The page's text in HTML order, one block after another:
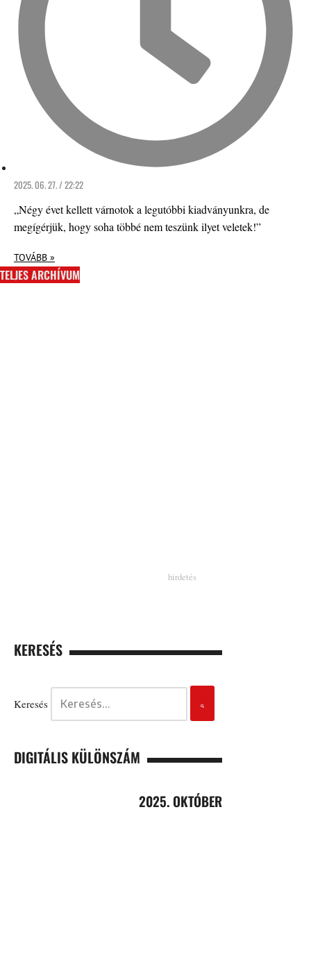
2025. 06. 27. / 22:22
„Négy évet kellett várnotok a legutóbbi kiadványunkra, de
megígérjük, hogy soha többé nem teszünk ilyet veletek!”
TOVÁBB »
TELJES ARCHÍVUM
KERESÉS
Keresés
DIGITÁLIS KÜLÖNSZÁM
2025. OKTÓBER